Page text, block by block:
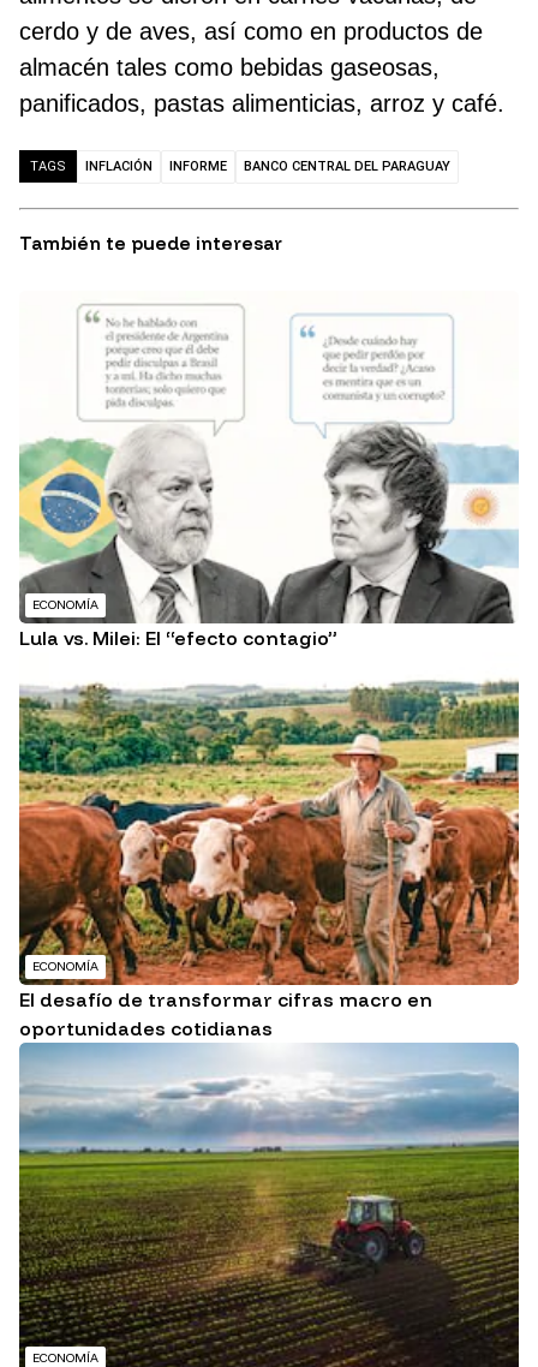
cerdo y de aves, así como en productos de
almacén tales como bebidas gaseosas,
panificados, pastas alimenticias, arroz y café.
TAGS INFLACIÓN INFORME BANCO CENTRAL DEL PARAGUAY
También te puede interesar
ECONOMÍA
Lula vs. Milei: El “efecto contagio”
ECONOMÍA
El desafío de transformar cifras macro en
oportunidades cotidianas
ECONOMÍA